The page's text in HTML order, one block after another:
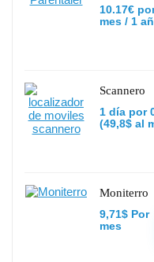
10.17€
mes / 1
Scannero
1 día por
(49,8$ al
Moniterro
9,71$ Por
mes